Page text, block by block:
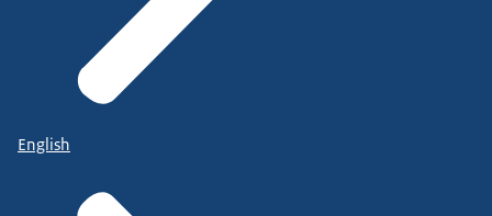
English